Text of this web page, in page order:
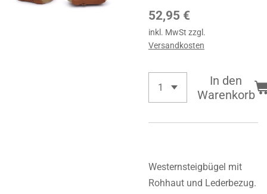
52,95 €
inkl. MwSt zzgl.
Versandkosten
In den
Warenkorb
Westernsteigbügel mit
Rohhaut und Lederbezug.